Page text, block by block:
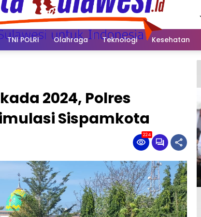
TNI POLRI Olahraga Teknologi Kesehatan
2024, Polres
Sispamkota
224